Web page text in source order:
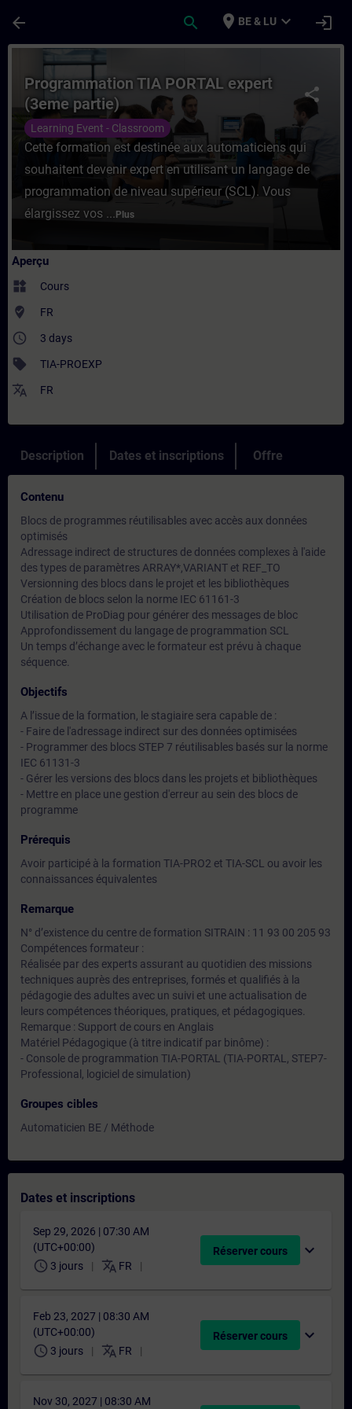
arrow_back search place BE & LU expand_more login
Cours - Programmation TIA PORTAL
share
Programmation TIA PORTAL expert
(3eme partie)
Learning Event - Classroom
Cette formation est destinée aux automaticiens qui
souhaitent devenir expert en utilisant un langage de
programmation de niveau supérieur (SCL). Vous
élargissez vos ... Plus
Aperçu
widgets Cours
where_to_vote FR
access_time 3 days
sell TIA-PROEXP
translate FR
Description Dates et inscriptions Offre
Contenu
Blocs de programmes réutilisables avec accès aux données
optimisés
Adressage indirect de structures de données complexes à l'aide
des types de paramètres ARRAY*,VARIANT et REF_TO
Versionning des blocs dans le projet et les bibliothèques
Création de blocs selon la norme IEC 61161-3
Utilisation de ProDiag pour générer des messages de bloc
Approfondissement du langage de programmation SCL
Un temps d’échange avec le formateur est prévu à chaque
séquence.
Objectifs
A l’issue de la formation, le stagiaire sera capable de :
- Faire de l'adressage indirect sur des données optimisées
- Programmer des blocs STEP 7 réutilisables basés sur la norme
IEC 61131-3
- Gérer les versions des blocs dans les projets et bibliothèques
- Mettre en place une gestion d'erreur au sein des blocs de
programme
Prérequis
Avoir participé à la formation TIA-PRO2 et TIA-SCL ou avoir les
connaissances équivalentes
Remarque
N° d’existence du centre de formation SITRAIN : 11 93 00 205 93
Compétences formateur :
Réalisée par des experts assurant au quotidien des missions
techniques auprès des entreprises, formés et qualifiés à la
pédagogie des adultes avec un suivi et une actualisation de
leurs compétences théoriques, pratiques, et pédagogiques.
Remarque : Support de cours en Anglais
Matériel Pédagogique (à titre indicatif par binôme) :
- Console de programmation TIA-PORTAL (TIA-PORTAL, STEP7-
Professional, logiciel de simulation)
Groupes cibles
Automaticien BE / Méthode
Dates et inscriptions
Sep 29, 2026 | 07:30 AM
(UTC+00:00)
schedule 3 jours translate FR
Réserver cours expand_more
Feb 23, 2027 | 08:30 AM
(UTC+00:00)
schedule 3 jours translate FR
Réserver cours expand_more
Nov 30, 2027 | 08:30 AM